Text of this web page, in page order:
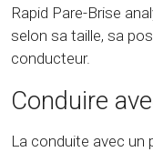
Rapid Pare-Brise
selon sa taille, sa
conducteur.
Conduire
La conduite avec un